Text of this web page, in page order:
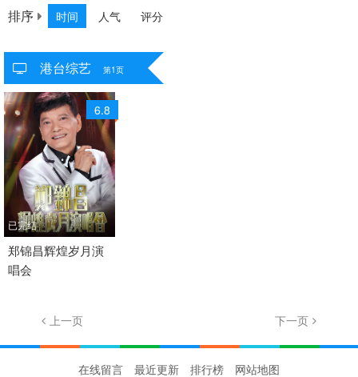
排序 时间 人气 评分
港台综艺 第1页
6.8
已完结
2012 / 香港 / 粤语
港台综艺
郑锦昌辉煌岁月演
唱会
上一页 下一页
在线留言 最近更新 排行榜 网站地图